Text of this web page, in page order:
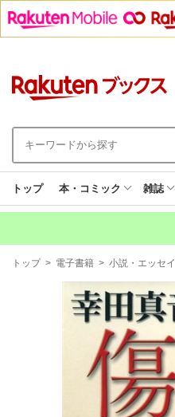
トップ 本・コミック 雑誌
現
トップ > 電子書籍 > 小説・エッセイ